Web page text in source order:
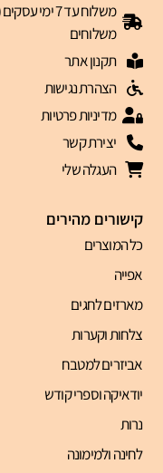
קישורים מהירים
כל המוצרים
אפייה
מארזים לחגים
צלחות וקערות
אביזרים למטבח
יודאיקה וספרי קודש
נרות
לחינה ולמימונה
משלוחים
תקנון אתר
הצהרת נגישות
מדיניות פרטיות
יצירת קשר
העגלה שלי